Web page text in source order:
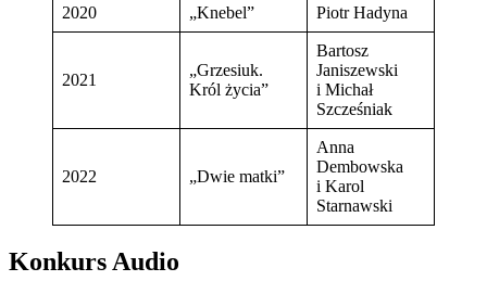
2020 „Knebel” Piotr Hadyna
2021
„Grzesiuk.
Król życia”
Bartosz
Janiszewski
i Michał
Szcześniak
2022 „Dwie matki”
Anna
Dembowska
i Karol
Starnawski
Konkurs Audio